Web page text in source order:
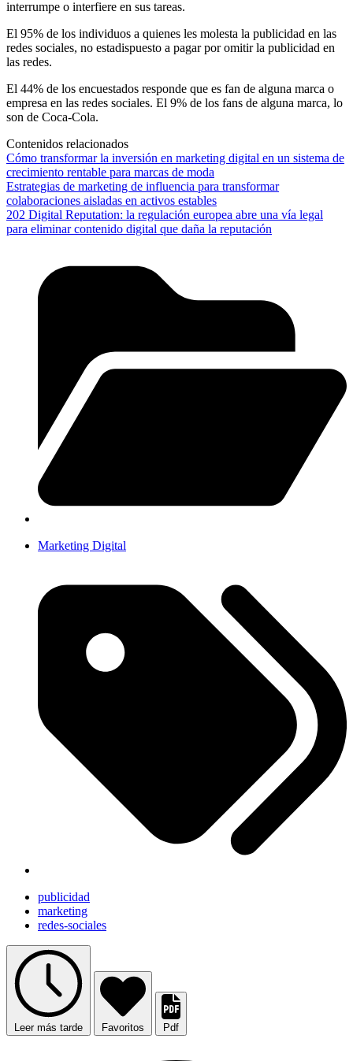
interrumpe o interfiere en sus tareas.
El 95% de los individuos a quienes les molesta la publicidad en las
redes sociales, no estadispuesto a pagar por omitir la publicidad en
las redes.
El 44% de los encuestados responde que es fan de alguna marca o
empresa en las redes sociales. El 9% de los fans de alguna marca, lo
son de Coca‐Cola.
Contenidos relacionados
Cómo transformar la inversión en marketing digital en un sistema de
crecimiento rentable para marcas de moda
Estrategias de marketing de influencia para transformar
colaboraciones aisladas en activos estables
202 Digital Reputation: la regulación europea abre una vía legal
para eliminar contenido digital que daña la reputación
Marketing Digital
publicidad
marketing
redes-sociales
Leer más tarde Favoritos Pdf